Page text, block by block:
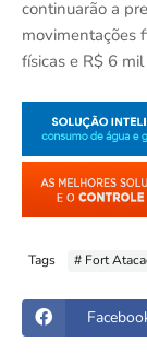
continuarão a
movimentações
físicas e R$ 6
Tags # Fort